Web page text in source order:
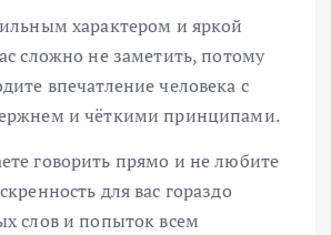
характером и яркой
сложно не заметить, потому
впечатление человека с
и чёткими принципами.
говорить прямо и не любите
для вас гораздо
слов и попыток всем